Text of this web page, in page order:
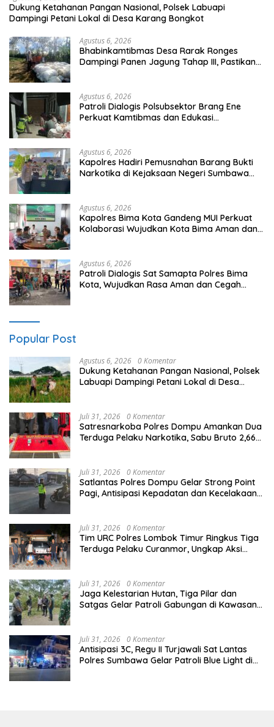
Dukung Ketahanan Pangan Nasional, Polsek Labuapi
Dampingi Petani Lokal di Desa Karang Bongkot
Agustus 6, 2026
Bhabinkamtibmas Desa Rarak Ronges
Dampingi Panen Jagung Tahap III, Pastikan
Agustus 6, 2026
Patroli Dialogis Polsubsektor Brang Ene
Perkuat Kamtibmas dan Edukasi
Agustus 6, 2026
Kapolres Hadiri Pemusnahan Barang Bukti
Narkotika di Kejaksaan Negeri Sumbawa
Agustus 6, 2026
Kapolres Bima Kota Gandeng MUI Perkuat
Kolaborasi Wujudkan Kota Bima Aman dan
Agustus 6, 2026
Patroli Dialogis Sat Samapta Polres Bima
Kota, Wujudkan Rasa Aman dan Cegah
Popular Post
Agustus 6, 2026 0 Komentar
Dukung Ketahanan Pangan Nasional, Polsek
Labuapi Dampingi Petani Lokal di Desa
Juli 31, 2026 0 Komentar
Satresnarkoba Polres Dompu Amankan Dua
Terduga Pelaku Narkotika, Sabu Bruto 2,66
Juli 31, 2026 0 Komentar
Satlantas Polres Dompu Gelar Strong Point
Pagi, Antisipasi Kepadatan dan Kecelakaan
Juli 31, 2026 0 Komentar
Tim URC Polres Lombok Timur Ringkus Tiga
Terduga Pelaku Curanmor, Ungkap Aksi
Juli 31, 2026 0 Komentar
Jaga Kelestarian Hutan, Tiga Pilar dan
Satgas Gelar Patroli Gabungan di Kawasan
Juli 31, 2026 0 Komentar
Antisipasi 3C, Regu II Turjawali Sat Lantas
Polres Sumbawa Gelar Patroli Blue Light di